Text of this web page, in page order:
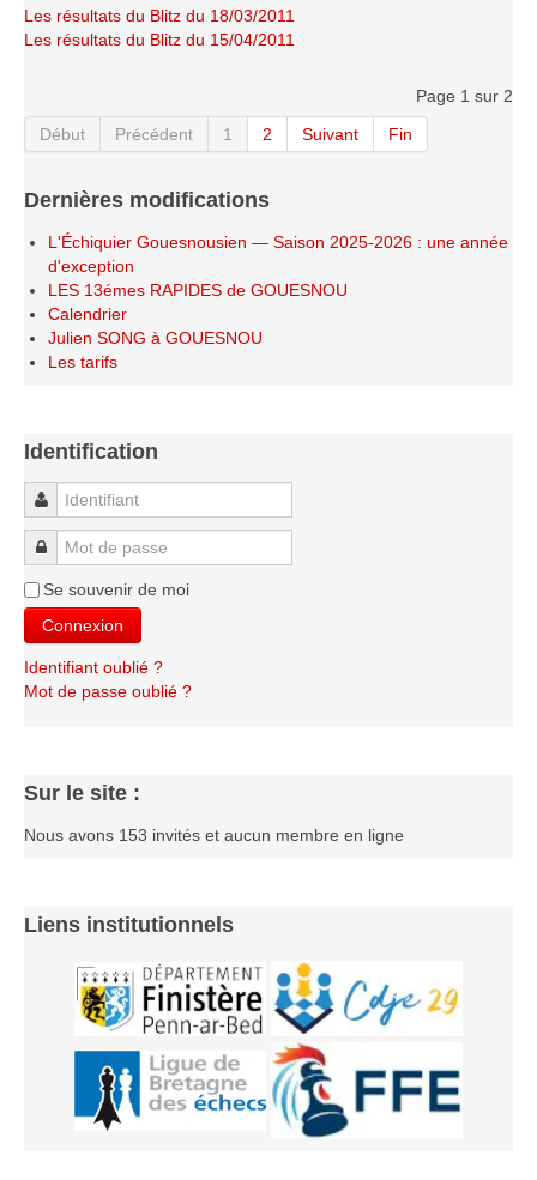
Les résultats du Blitz du 18/03/2011
Les résultats du Blitz du 15/04/2011
Page 1 sur 2
Début
Précédent 1 2 Suivant Fin
Dernières modifications
L'Échiquier Gouesnousien — Saison 2025-2026 : une année
d'exception
LES 13émes RAPIDES de GOUESNOU
Calendrier
Julien SONG à GOUESNOU
Les tarifs
Identification
Identifiant
Mot de passe
Se souvenir de moi
Connexion
Identifiant oublié ?
Mot de passe oublié ?
Sur le site :
Nous avons 153 invités et aucun membre en ligne
Liens institutionnels